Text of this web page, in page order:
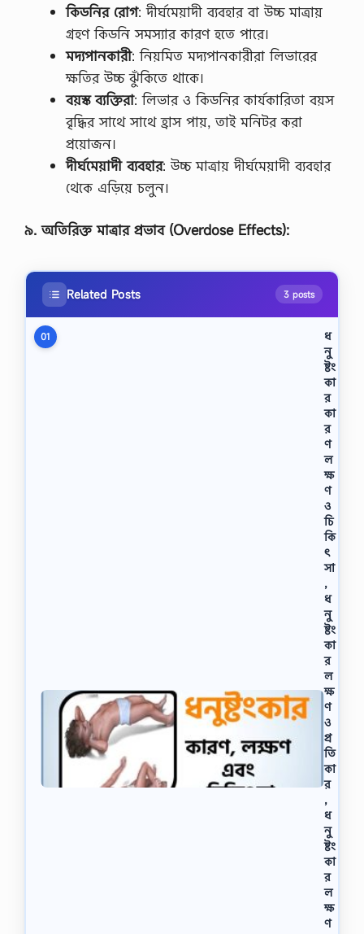
কিডনির রোগ: দীর্ঘমেয়াদী ব্যবহার বা উচ্চ মাত্রায়
গ্রহণ কিডনি সমস্যার কারণ হতে পারে।
মদ্যপানকারী: নিয়মিত মদ্যপানকারীরা লিভারের
ক্ষতির উচ্চ ঝুঁকিতে থাকে।
বয়স্ক ব্যক্তিরা: লিভার ও কিডনির কার্যকারিতা বয়স
বৃদ্ধির সাথে সাথে হ্রাস পায়, তাই মনিটর করা
প্রয়োজন।
দীর্ঘমেয়াদী ব্যবহার: উচ্চ মাত্রায় দীর্ঘমেয়াদী ব্যবহার
থেকে এড়িয়ে চলুন।
৯.অতিরিক্ত মাত্রার প্রভাব(Overdose Effects):
Related Posts 3 posts
01
ধ
নু
ষ্টং
কা
র
কা
র
ণ
ল
ক্ষ
ণ
ও
চি
কি
ৎ
সা
,
ধ
নু
ষ্টং
কা
র
ল
ক্ষ
ণ
ও
প্র
তি
কা
র
,
ধ
নু
ষ্টং
কা
র
ল
ক্ষ
ণ